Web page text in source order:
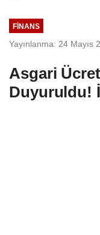
FINANS
Yayınlanma: 24 Mayıs
Asgari
Duyuruldu!